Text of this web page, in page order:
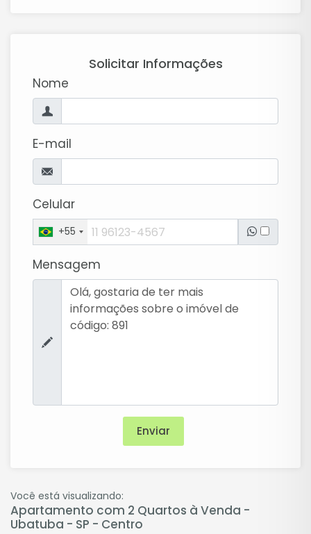
Solicitar Informações
Nome
E-mail
Celular
+55
Mensagem
Você está visualizando:
Apartamento com 2 Quartos à Venda -
Ubatuba - SP - Centro